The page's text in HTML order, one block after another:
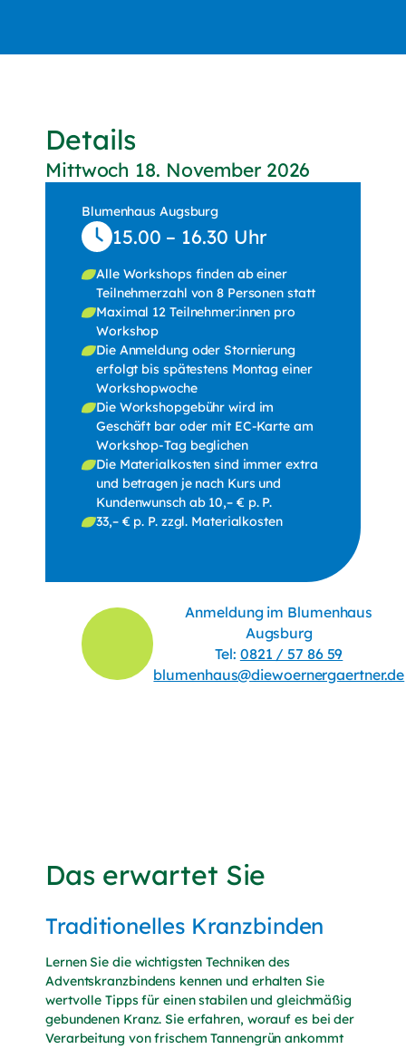
Details
Mittwoch 18. November 2026
Blumenhaus Augsburg
15.00 – 16.30 Uhr
Alle Workshops finden ab einer
Teilnehmerzahl von 8 Personen statt
Maximal 12 Teilnehmer:innen pro
Workshop
Die Anmeldung oder Stornierung
erfolgt bis spätestens Montag einer
Workshopwoche
Die Workshopgebühr wird im
Geschäft bar oder mit EC-Karte am
Workshop-Tag beglichen
Die Materialkosten sind immer extra
und betragen je nach Kurs und
Kundenwunsch ab 10,– € p. P.
33,– € p. P. zzgl. Materialkosten
Anmeldung im Blumenhaus
Augsburg
Tel: 0821 / 57 86 59
blumenhaus@diewoernergaertner.de
Das erwartet Sie
Traditionelles Kranzbinden
Lernen Sie die wichtigsten Techniken des
Adventskranzbindens kennen und erhalten Sie
wertvolle Tipps für einen stabilen und gleichmäßig
gebundenen Kranz. Sie erfahren, worauf es bei der
Verarbeitung von frischem Tannengrün ankommt